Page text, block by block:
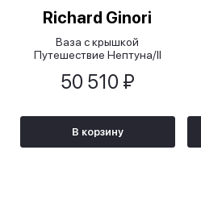
Richard Ginori
Ваза с крышкой
Путешествие Нептуна/Il
50 510 ₽
В корзину